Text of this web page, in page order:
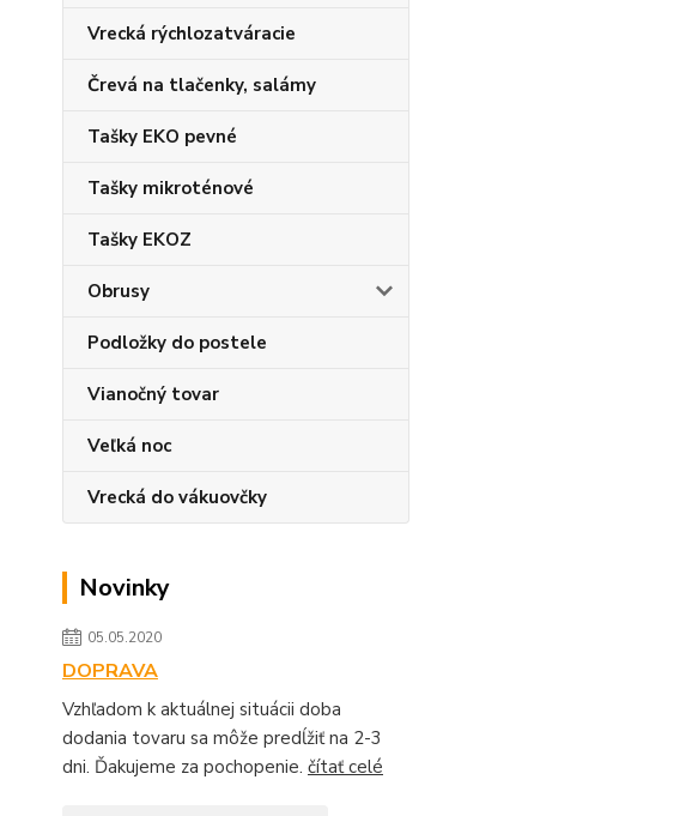
Vrecká rýchlozatváracie
Črevá na tlačenky, salámy
Tašky EKO pevné
Tašky mikroténové
Tašky EKOZ
Obrusy
Podložky do postele
Vianočný tovar
Veľká noc
Vrecká do vákuovčky
Novinky
05.05.2020
DOPRAVA
Vzhľadom k aktuálnej situácii doba
dodania tovaru sa môže predĺžiť na 2-3
dni. Ďakujeme za pochopenie. čítať celé